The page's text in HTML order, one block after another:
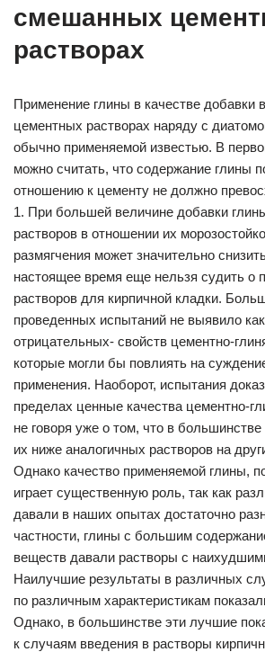
смешанных
растворах
Применение глины в качестве добавки
цементных растворах наряду с
обычно применяемой известью. В
можно считать, что содержание глины
отношению к цементу не должно
1. При большей величине добавки
растворов в отношении их
размягчения может значительно
настоящее время еще нельзя судить о
растворов для кирпичной кладки.
проведенных испытаний не выявило
отрицательных- свойств цементно-
которые могли бы повлиять на
применения. Наоборот, испытания
пределах ценные качества цементно-
не говоря уже о том, что в
их ниже аналогичных растворов на
Однако качество применяемой глины,
играет существенную роль, так как
давали в наших опытах достаточно
частности, глины с большим
веществ давали растворы с
Наилучшие результаты в различных
по различным характеристикам
Однако, в большинстве эти лучшие
к случаям введения в растворы